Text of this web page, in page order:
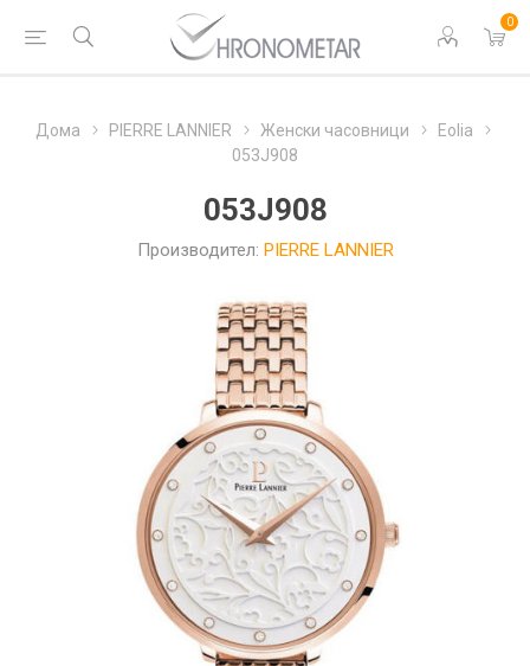
0
Дома PIERRE LANNIER Женски часовници
Eolia
053J908
053J908
Производител: PIERRE LANNIER